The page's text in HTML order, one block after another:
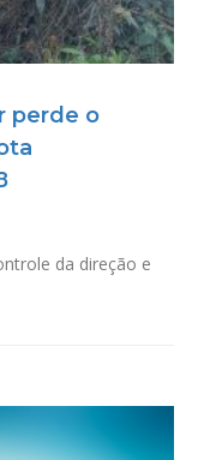
perde o
da direção e